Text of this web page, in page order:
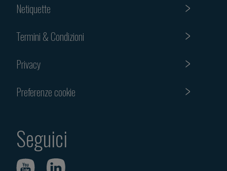
Netiquette
Termini & Condizioni
Privacy
Preferenze cookie
Seguici